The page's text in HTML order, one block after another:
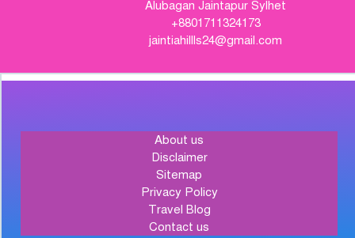
Alubagan Jaintapur Sylhet
+8801711324173
jaintiahillls24@gmail.com
About us
Disclaimer
Sitemap
Privacy Policy
Travel Blog
Contact us